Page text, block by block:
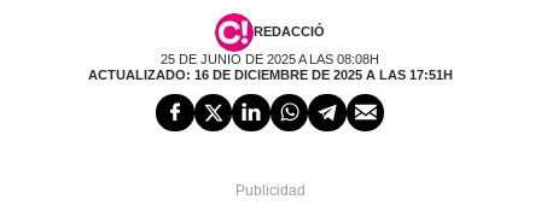
REDACCIÓ
25 DE JUNIO DE 2025 A LAS 08:08H
ACTUALIZADO: 16 DE DICIEMBRE DE 2025 A LAS 17:51H